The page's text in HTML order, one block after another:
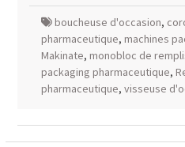
boucheuse d'occasion,
pharmaceutique, machines
Makinate, monobloc de
packaging pharmaceutique,
pharmaceutique, visseuse